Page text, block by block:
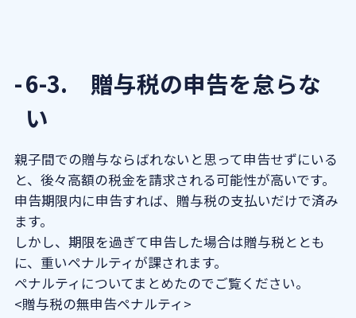
6-3. 贈与税の申告を怠らな
い
親子間での贈与ならばれないと思って申告せずにいる
と、後々高額の税金を請求される可能性が高いです。
申告期限内に申告すれば、贈与税の支払いだけで済み
ます。
しかし、期限を過ぎて申告した場合は贈与税ととも
に、重いペナルティが課されます。
ペナルティについてまとめたのでご覧ください。
<贈与税の無申告ペナルティ>